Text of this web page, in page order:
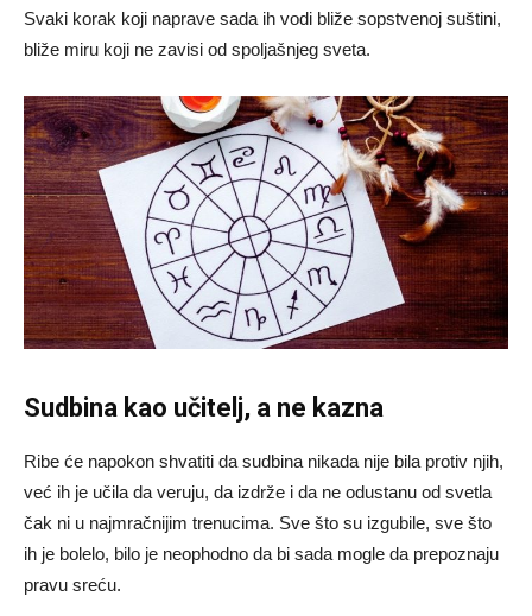
Svaki korak koji naprave sada ih vodi bliže sopstvenoj suštini,
bliže miru koji ne zavisi od spoljašnjeg sveta.
Sudbina kao učitelj, a ne kazna
Ribe će napokon shvatiti da sudbina nikada nije bila protiv njih,
već ih je učila da veruju, da izdrže i da ne odustanu od svetla
čak ni u najmračnijim trenucima. Sve što su izgubile, sve što
ih je bolelo, bilo je neophodno da bi sada mogle da prepoznaju
pravu sreću.